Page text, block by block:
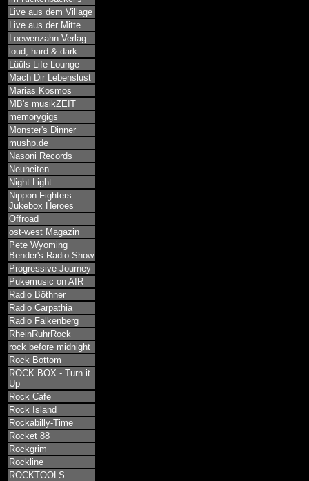
Live aus dem Village
Live aus der Mitte
Loewenzahn-Verlag
loud, hard & dark
Lüüls Life Lounge
Mach Dir Lebenslust
Marias Kosmos
MB's musikZEIT
memorygigs
Monster's Dinner
mushp.de
Nasoni Records
Neuheiten
Night Light
Nippon-Fighters
Jukebox Heroes
Offroad
ost-west Magazin
Pete Wyoming
Bender's Radio-Show
Progressive Journey
Pukemusic on AIR
Radio Böthner
Radio Carpathia
Radio Falkenberg
RheinRuhrRock
rock before midnight
Rock Bottom
ROCK BOX - Turn it
Up
Rock Cafe
Rock Island
Rockabilly-Time
Rocket 88
Rockgrim
Rockline
ROCKTOOLS